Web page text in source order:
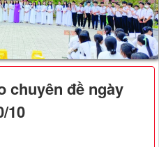
chuyên đề ngày
10